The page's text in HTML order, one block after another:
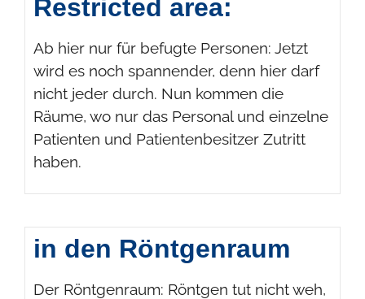
Restricted area:
Ab hier nur für befugte Personen: Jetzt
wird es noch spannender, denn hier darf
nicht jeder durch. Nun kommen die
Räume, wo nur das Personal und einzelne
Patienten und Patientenbesitzer Zutritt
haben.
in den Röntgenraum
Der Röntgenraum: Röntgen tut nicht weh,